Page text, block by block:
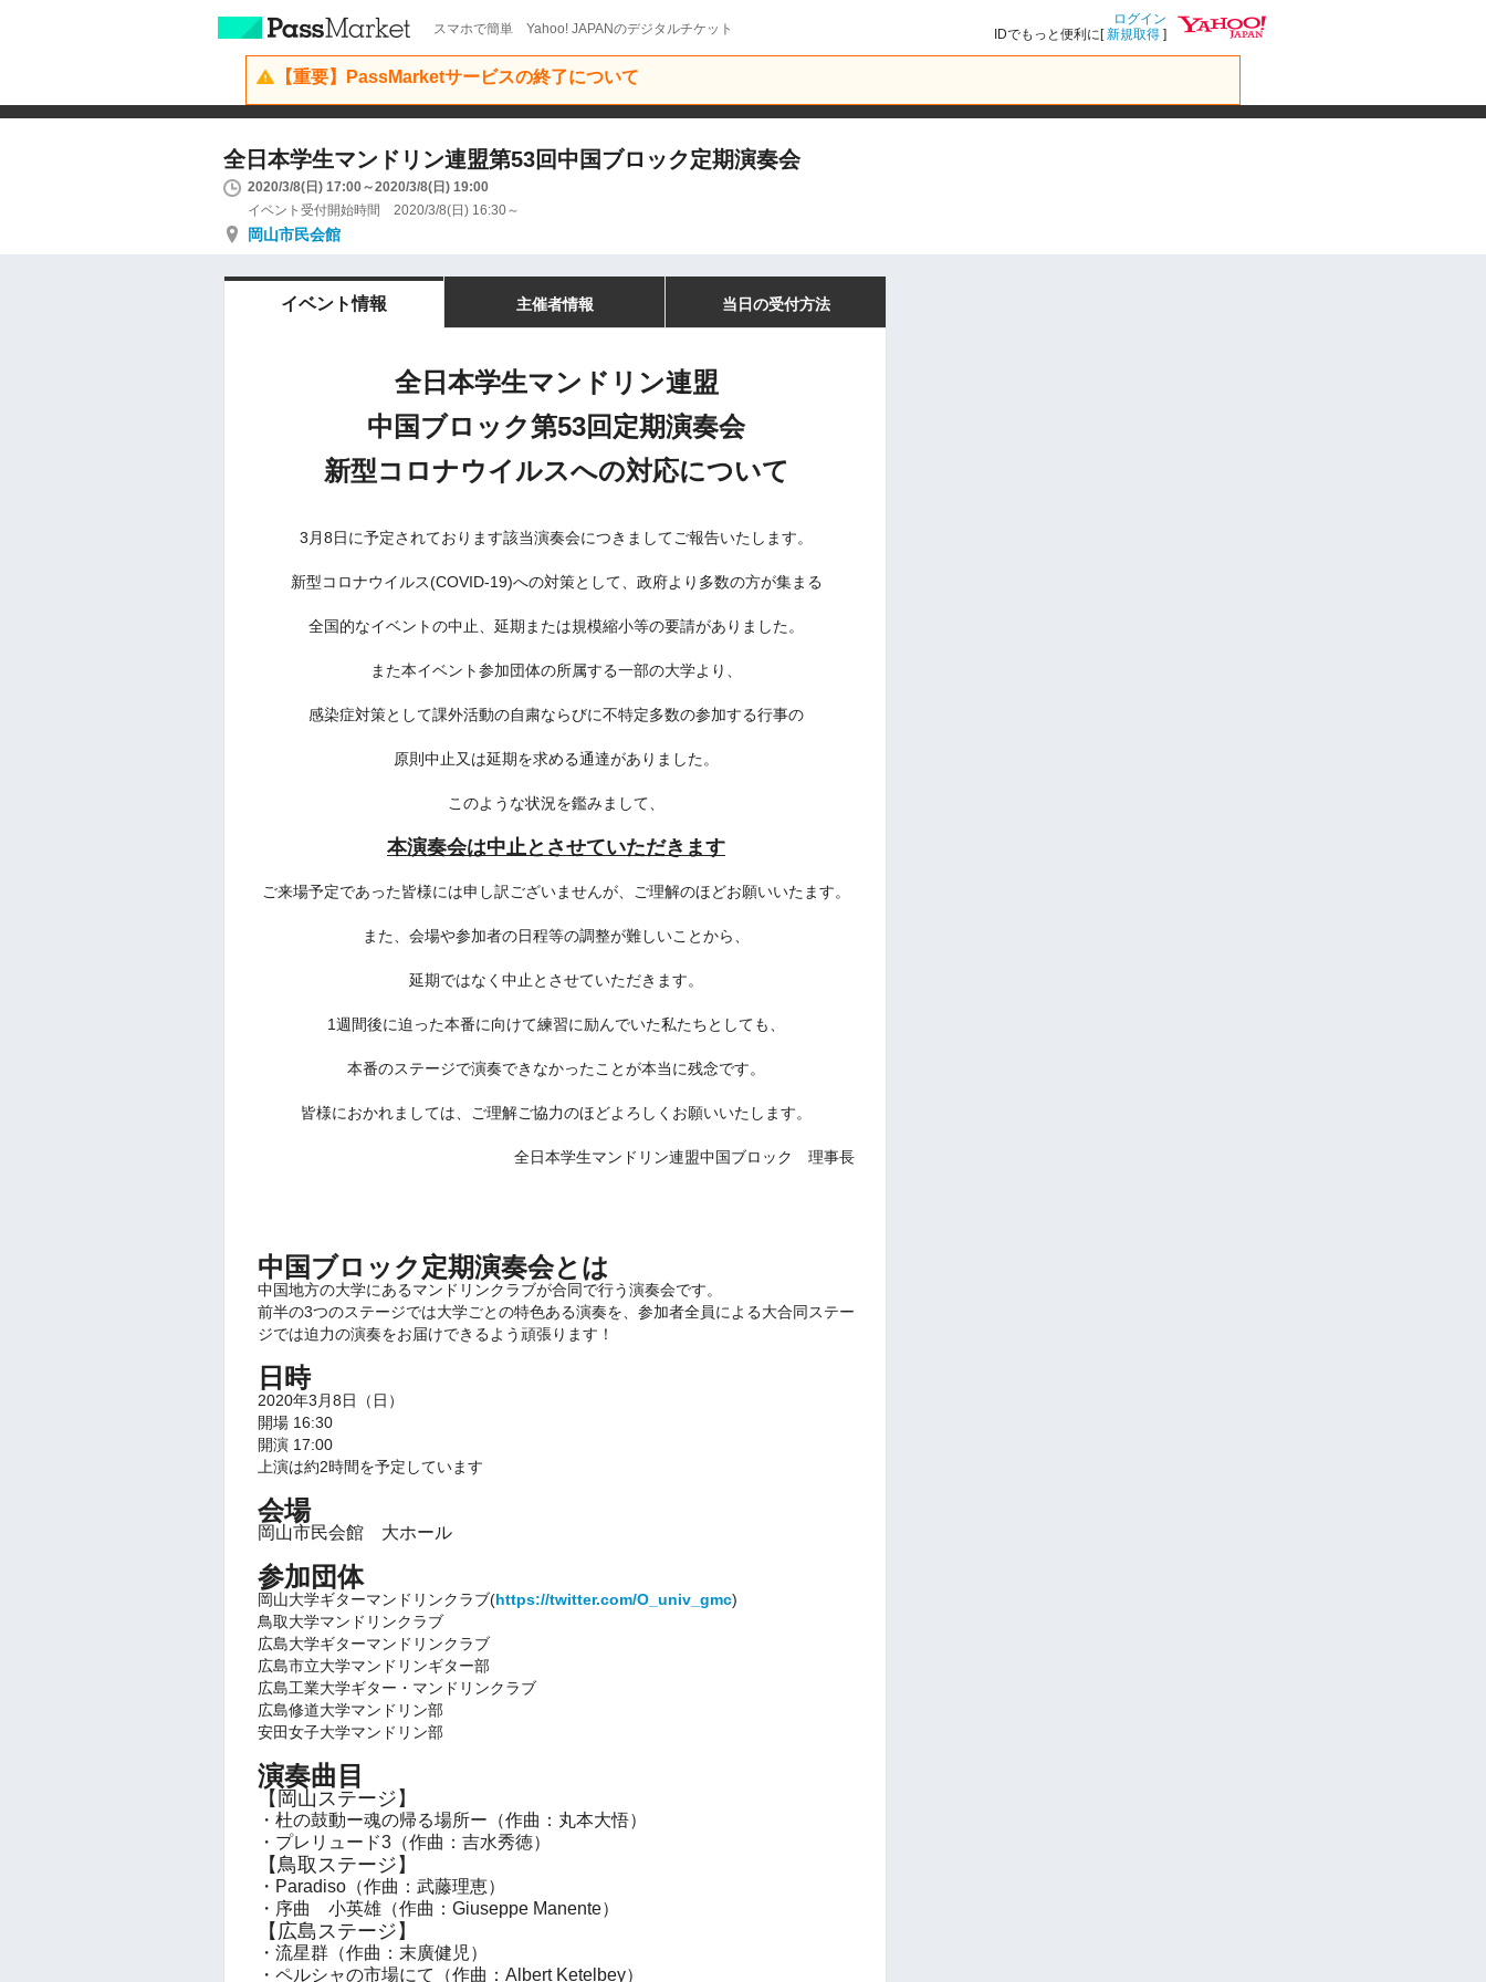
スマホで簡単 Yahoo! JAPANのデジタルチケット
ログイン
IDでもっと便利に[新規取得 ]
【重要】PassMarketサービスの終了について
全日本学生マンドリン連盟第53回中国ブロック定期演奏会
2020/3/8(日) 17:00～2020/3/8(日) 19:00
イベント受付開始時間 2020/3/8(日) 16:30～
岡山市民会館
イベント情報 主催者情報 当日の受付方法
全日本学生マンドリン連盟
中国ブロック第53回定期演奏会
新型コロナウイルスへの対応について
3月8日に予定されております該当演奏会につきましてご報告いたします。
新型コロナウイルス(COVID-19)への対策として、政府より多数の方が集まる
全国的なイベントの中止、延期または規模縮小等の要請がありました。
また本イベント参加団体の所属する一部の大学より、
感染症対策として課外活動の自粛ならびに不特定多数の参加する行事の
原則中止又は延期を求める通達がありました。
このような状況を鑑みまして、
本演奏会は中止とさせていただきます
ご来場予定であった皆様には申し訳ございませんが、ご理解のほどお願いいたます。
また、会場や参加者の日程等の調整が難しいことから、
延期ではなく中止とさせていただきます。
1週間後に迫った本番に向けて練習に励んでいた私たちとしても、
本番のステージで演奏できなかったことが本当に残念です。
皆様におかれましては、ご理解ご協力のほどよろしくお願いいたします。
全日本学生マンドリン連盟中国ブロック 理事長
中国ブロック定期演奏会とは
中国地方の大学にあるマンドリンクラブが合同で行う演奏会です。
前半の3つのステージでは大学ごとの特色ある演奏を、参加者全員による大合同ステー
ジでは迫力の演奏をお届けできるよう頑張ります！
日時
2020年3月8日（日）
開場 16:30
開演 17:00
上演は約2時間を予定しています
会場
岡山市民会館 大ホール
参加団体
岡山大学ギターマンドリンクラブ(https://twitter.com/O_univ_gmc)
鳥取大学マンドリンクラブ
広島大学ギターマンドリンクラブ
広島市立大学マンドリンギター部
広島工業大学ギター・マンドリンクラブ
広島修道大学マンドリン部
安田女子大学マンドリン部
演奏曲目
【岡山ステージ】
・杜の鼓動ー魂の帰る場所ー（作曲：丸本大悟）
・プレリュード3（作曲：吉水秀徳）
【鳥取ステージ】
・Paradiso（作曲：武藤理恵）
・序曲 小英雄（作曲：Giuseppe Manente）
【広島ステージ】
・流星群（作曲：末廣健児）
・ペルシャの市場にて（作曲：Albert Ketelbey）